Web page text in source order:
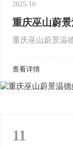
2025-10
重庆巫山蔚
重庆巫山蔚景温
北经县绕城路、
高铁站、高速路
查看详情
11